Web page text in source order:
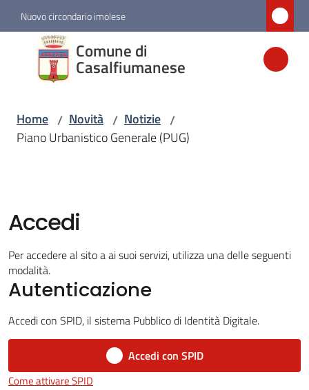
Vai al contenuto
Vai alla navigazione
Vai al footer
Nuovo circondario imolese
Comune di
Casalfiumanese
Comune di
Casalfiumanese
Amministrazione
Servizi
Vivere
Casalfiumanese
5x1000
Home / Novità / Notizie /
Piano Urbanistico Generale (PUG)
Accedi
Per accedere al sito a ai suoi servizi, utilizza una delle seguenti
modalità.
Autenticazione
Accedi con SPID, il sistema Pubblico di Identità Digitale.
Accedi con SPID
Come attivare SPID